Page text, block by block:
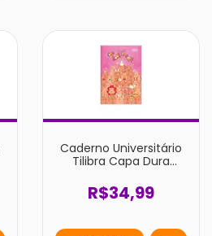
Caderno Universitário
Tilibra Capa Dura
Folhas un
R$34,99